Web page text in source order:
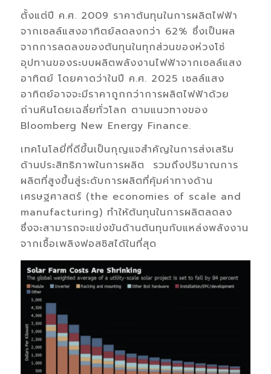
ตั้งแต่ปี ค.ศ. 2009 ราคาต้นทุนในการผลิตไฟฟ้า
จากเซลล์แสงอาทิตย์ลดลงกว่า 62% ซึ่งเป็นผล
จากการลดลงของต้นทุนในทุกส่วนของห่วงโซ่
อุปทานของระบบผลิตพลังงานไฟฟ้าจากเซลล์แสง
อาทิตย์ โดยคาดว่าในปี ค.ศ. 2025 เซลล์แสง
อาทิตย์อาจจะมีราคาถูกกว่าการผลิตไฟฟ้าด้วย
ถ่านหินโดยเฉลี่ยทั่วโลก ตามแนวทางของ
Bloomberg New Energy Finance.
เทคโนโลยี่ที่ดีขึ้นเป็นกุญแจสำคัญในการส่งเสริม
ด้านประสิทธิภาพในการผลิต รวมถึงปริมาณการ
ผลิตที่สูงขึ้นสู่ระดับการผลิตที่คุ้มค่าทางด้าน
เศรษฐศาสตร์ (the economies of scale and
manufacturing) ทำให้ต้นทุนในการผลิตลดลง
ซึ่งจะสามารถจะแข่งขันด้านต้นทุนกับแหล่งพลังงาน
จากเชื้อเพลิงฟอสซิสได้ในที่สุด